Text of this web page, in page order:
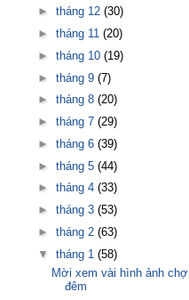
► tháng 12 (30)
► tháng 11 (20)
► tháng 10 (19)
► tháng 9 (7)
► tháng 8 (20)
► tháng 7 (29)
► tháng 6 (39)
► tháng 5 (44)
► tháng 4 (33)
► tháng 3 (53)
► tháng 2 (63)
▼ tháng 1 (58)
Mời xem vài hình ảnh chợ
đêm